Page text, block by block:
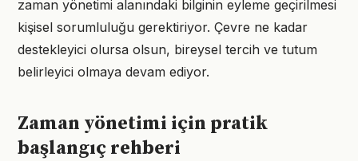
zaman yönetimi alanındaki bilginin eyleme geçirilmesi
kişisel sorumluluğu gerektiriyor. Çevre ne kadar
destekleyici olursa olsun, bireysel tercih ve tutum
belirleyici olmaya devam ediyor.
Zaman yönetimi için pratik
başlangıç rehberi